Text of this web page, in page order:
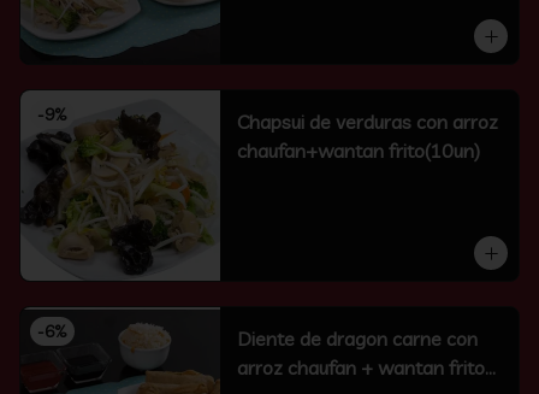
-9%
Chapsui de verduras con arroz
chaufan+wantan frito(10un)
-6%
Diente de dragon carne con
arroz chaufan + wantan frito